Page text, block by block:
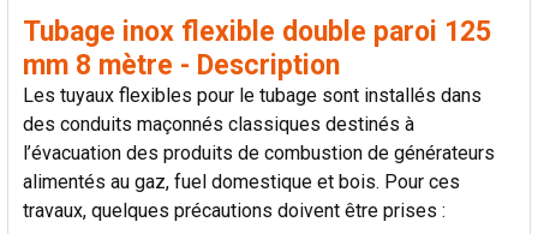
SÉLECTIONNER
LA
SÉLECTION
AU PANIER
Tubage inox flexible double paroi 125
mm 8 mètre - Description
Les tuyaux flexibles pour le tubage sont installés dans
des conduits maçonnés classiques destinés à
l’évacuation des produits de combustion de générateurs
alimentés au gaz, fuel domestique et bois. Pour ces
travaux, quelques précautions doivent être prises :